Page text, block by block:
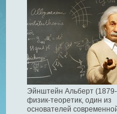
Эйнштейн Альберт
физик-теоретик, один из
основателей